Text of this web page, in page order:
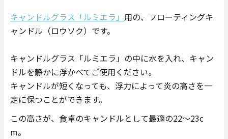
キャンドルグラス「ルミエラ」 用の、フローティングキ
ャンドル（ロウソク）です。
キャンドルグラス「ルミエラ」の中に水を入れ、キャン
ドルを静かに浮かべてご使用ください。
キャンドルが短くなっても、浮力によって炎の高さを一
定に保つことができます。
この高さが、食卓のキャンドルとして最適の22～23c
m。